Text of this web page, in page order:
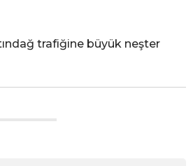
trafiğine büyük neşter